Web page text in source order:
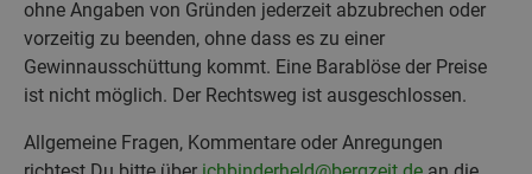
ohne Angaben von Gründen jederzeit abzubrechen oder
vorzeitig zu beenden, ohne dass es zu einer
Gewinnausschüttung kommt. Eine Barablöse der Preise
ist nicht möglich. Der Rechtsweg ist ausgeschlossen.
Allgemeine Fragen, Kommentare oder Anregungen